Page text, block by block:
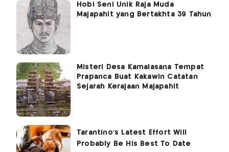
Hobi Seni Unik Raja Muda
Majapahit yang Bertakhta 39 Tahun
Misteri Desa Kamalasana Tempat
Prapanca Buat Kakawin Catatan
Sejarah Kerajaan Majapahit